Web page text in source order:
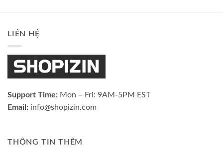
LIÊN HỆ
Support Time: Mon – Fri: 9AM-5PM EST
Email: info@shopizin.com
THÔNG TIN THÊM